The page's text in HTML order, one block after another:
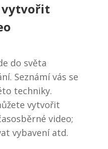
vytvořit
do světa
Seznámí vás se
techniky.
vytvořit
video;
vybavení atd.